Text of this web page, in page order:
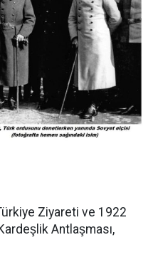
Ziyareti ve 1922
Antlaşması,